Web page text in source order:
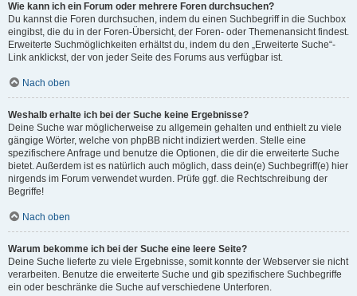
Wie kann ich ein Forum oder mehrere Foren durchsuchen?
Du kannst die Foren durchsuchen, indem du einen Suchbegriff in die Suchbox
eingibst, die du in der Foren-Übersicht, der Foren- oder Themenansicht findest.
Erweiterte Suchmöglichkeiten erhältst du, indem du den „Erweiterte Suche“-
Link anklickst, der von jeder Seite des Forums aus verfügbar ist.
Nach oben
Weshalb erhalte ich bei der Suche keine Ergebnisse?
Deine Suche war möglicherweise zu allgemein gehalten und enthielt zu viele
gängige Wörter, welche von phpBB nicht indiziert werden. Stelle eine
spezifischere Anfrage und benutze die Optionen, die dir die erweiterte Suche
bietet. Außerdem ist es natürlich auch möglich, dass dein(e) Suchbegriff(e) hier
nirgends im Forum verwendet wurden. Prüfe ggf. die Rechtschreibung der
Begriffe!
Nach oben
Warum bekomme ich bei der Suche eine leere Seite?
Deine Suche lieferte zu viele Ergebnisse, somit konnte der Webserver sie nicht
verarbeiten. Benutze die erweiterte Suche und gib spezifischere Suchbegriffe
ein oder beschränke die Suche auf verschiedene Unterforen.